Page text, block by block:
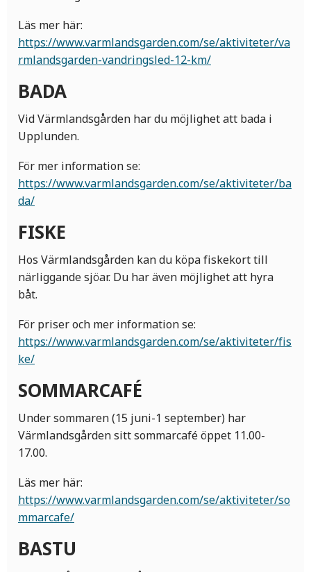
Läs mer här:
https://www.varmlandsgarden.com/se/aktiviteter/va
rmlandsgarden-vandringsled-12-km/
BADA
Vid Värmlandsgården har du möjlighet att bada i
Upplunden.
För mer information se:
https://www.varmlandsgarden.com/se/aktiviteter/ba
da/
FISKE
Hos Värmlandsgården kan du köpa fiskekort till
närliggande sjöar. Du har även möjlighet att hyra
båt.
För priser och mer information se:
https://www.varmlandsgarden.com/se/aktiviteter/fis
ke/
SOMMARCAFÉ
Under sommaren (15 juni-1 september) har
Värmlandsgården sitt sommarcafé öppet 11.00-
17.00.
Läs mer här:
https://www.varmlandsgarden.com/se/aktiviteter/so
mmarcafe/
BASTU